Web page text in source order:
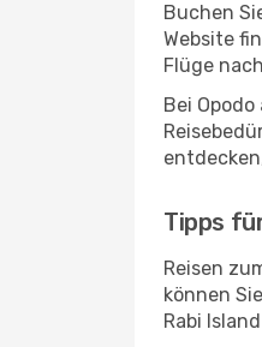
Buchen
Website
Flüge
Bei
Tipps
Reisen
können
Rabi